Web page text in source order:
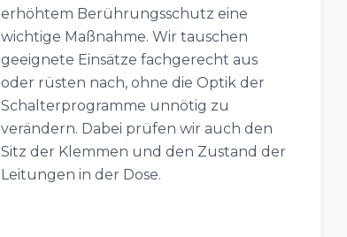
erhöhtem Berührungsschutz eine
wichtige Maßnahme. Wir tauschen
geeignete Einsätze fachgerecht aus
oder rüsten nach, ohne die Optik der
Schalterprogramme unnötig zu
verändern. Dabei prüfen wir auch den
Sitz der Klemmen und den Zustand der
Leitungen in der Dose.